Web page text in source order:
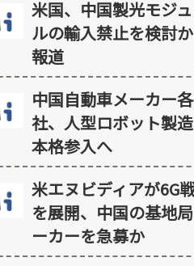
米国、中国製光モジ
ルの輸入禁止を検討
報道
中国自動車メーカー各
社、人型ロボット製
本格参入へ
米エヌビディアが6G
を展開、中国の基地
ーカーを急募か